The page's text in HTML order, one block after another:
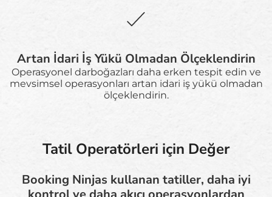
Artan İdari İş Yükü Olmadan Ölçeklendirin
Operasyonel darboğazları daha erken tespit edin ve
mevsimsel operasyonları artan idari iş yükü olmadan
ölçeklendirin.
Tatil Operatörleri için Değer
Booking Ninjas kullanan tatiller, daha iyi